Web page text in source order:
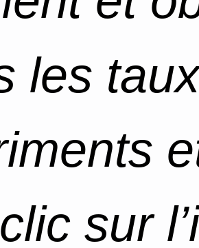
les
sur